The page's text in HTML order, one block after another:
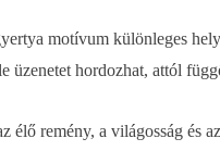
motívum különleges
üzenetet hordozhat, attól
élő remény, a világosság és